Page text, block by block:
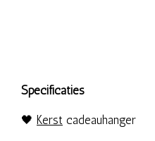
Specificaties
🖤 Kerst cadeauhanger